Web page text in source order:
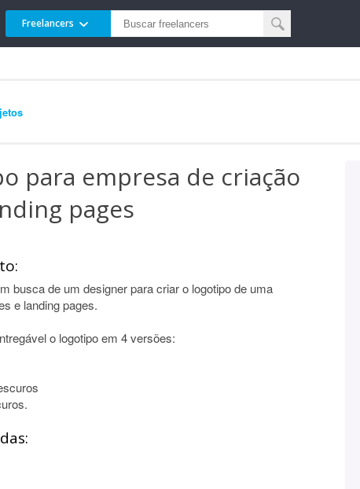
Freelancers
para empresa de criação
pages
busca de um designer para criar o logotipo de uma
e landing pages.
o logotipo em 4 versões: